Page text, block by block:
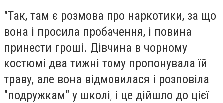
"Так, там є розмова про наркотики, за що
вона і просила пробачення, і повина
принести гроші. Дівчина в чорному
костюмі два тижні тому пропонувала їй
траву, але вона відмовилася і розповіла
"подружкам" у школі, і це дійшло до цієї